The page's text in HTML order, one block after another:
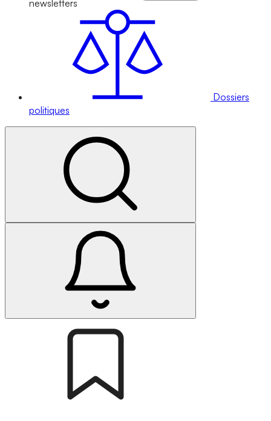
newsletters
Dossiers
politiques